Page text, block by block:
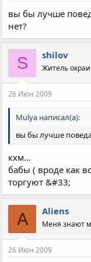
ы
вы бы лучше
нет?
S shilov
Житель
26 Июн 2009
Mulya написал(а):
вы бы лучше
кхм...
бабы ( вроде как
торгуют &#33;
A Aliens
Меня знают
26 Июн 2009